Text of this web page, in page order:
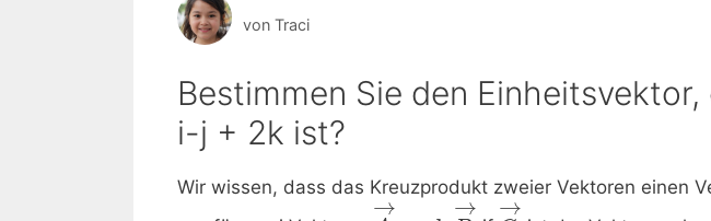
von Traci
Bestimmen Sie den
i-j + 2k ist?
Wir wissen, dass das Kreuzprodukt zweier Vektoren einen
→ → →